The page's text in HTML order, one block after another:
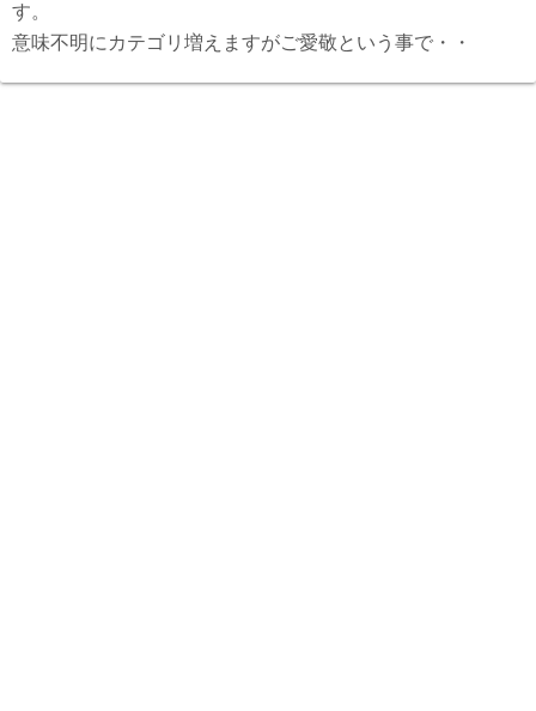
す。
意味不明にカテゴリ増えますがご愛敬という事で・・